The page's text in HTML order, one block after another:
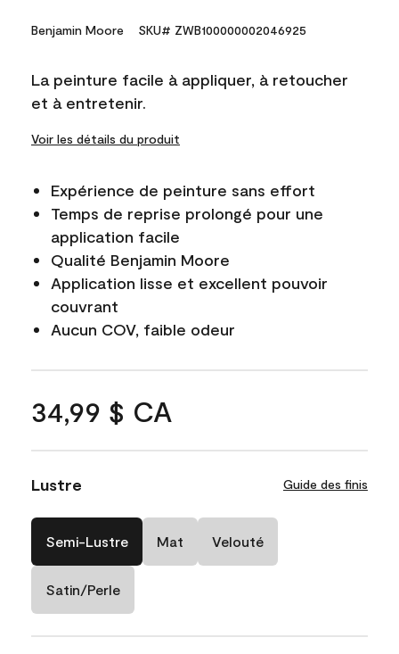
Benjamin Moore SKU# ZWB100000002046925
La peinture facile à appliquer, à retoucher
et à entretenir.
Voir les détails du produit
Expérience de peinture sans effort
Temps de reprise prolongé pour une
application facile
Qualité Benjamin Moore
Application lisse et excellent pouvoir
couvrant
Aucun COV, faible odeur
34,99 $ CA
Lustre Guide des finis
Semi-Lustre Mat Velouté
Satin/Perle